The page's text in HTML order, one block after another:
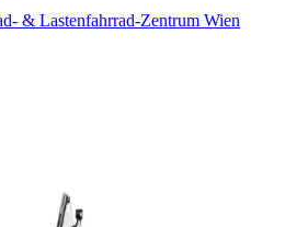
& Lastenfahrrad-Zentrum Wien